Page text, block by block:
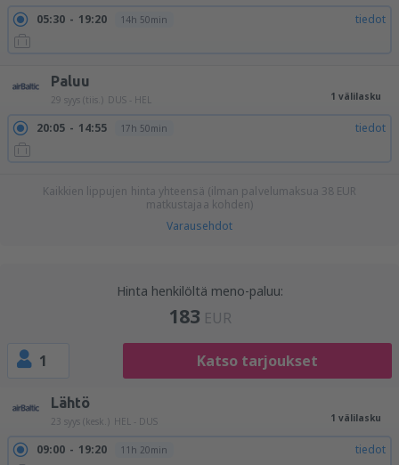
05:30 19:20 14h 50min tiedot
Paluu
29 syys (tiis.) DUS - HEL 1 välilasku
20:05 14:55 17h 50min tiedot
Kaikkien lippujen hinta yhteensä (ilman palvelumaksua 38 EUR
matkustajaa kohden)
Varausehdot
Hinta henkilöltä meno-paluu:
183 EUR
1 Katso tarjoukset
Lähtö
23 syys (kesk.) HEL - DUS 1 välilasku
09:00 19:20 11h 20min tiedot